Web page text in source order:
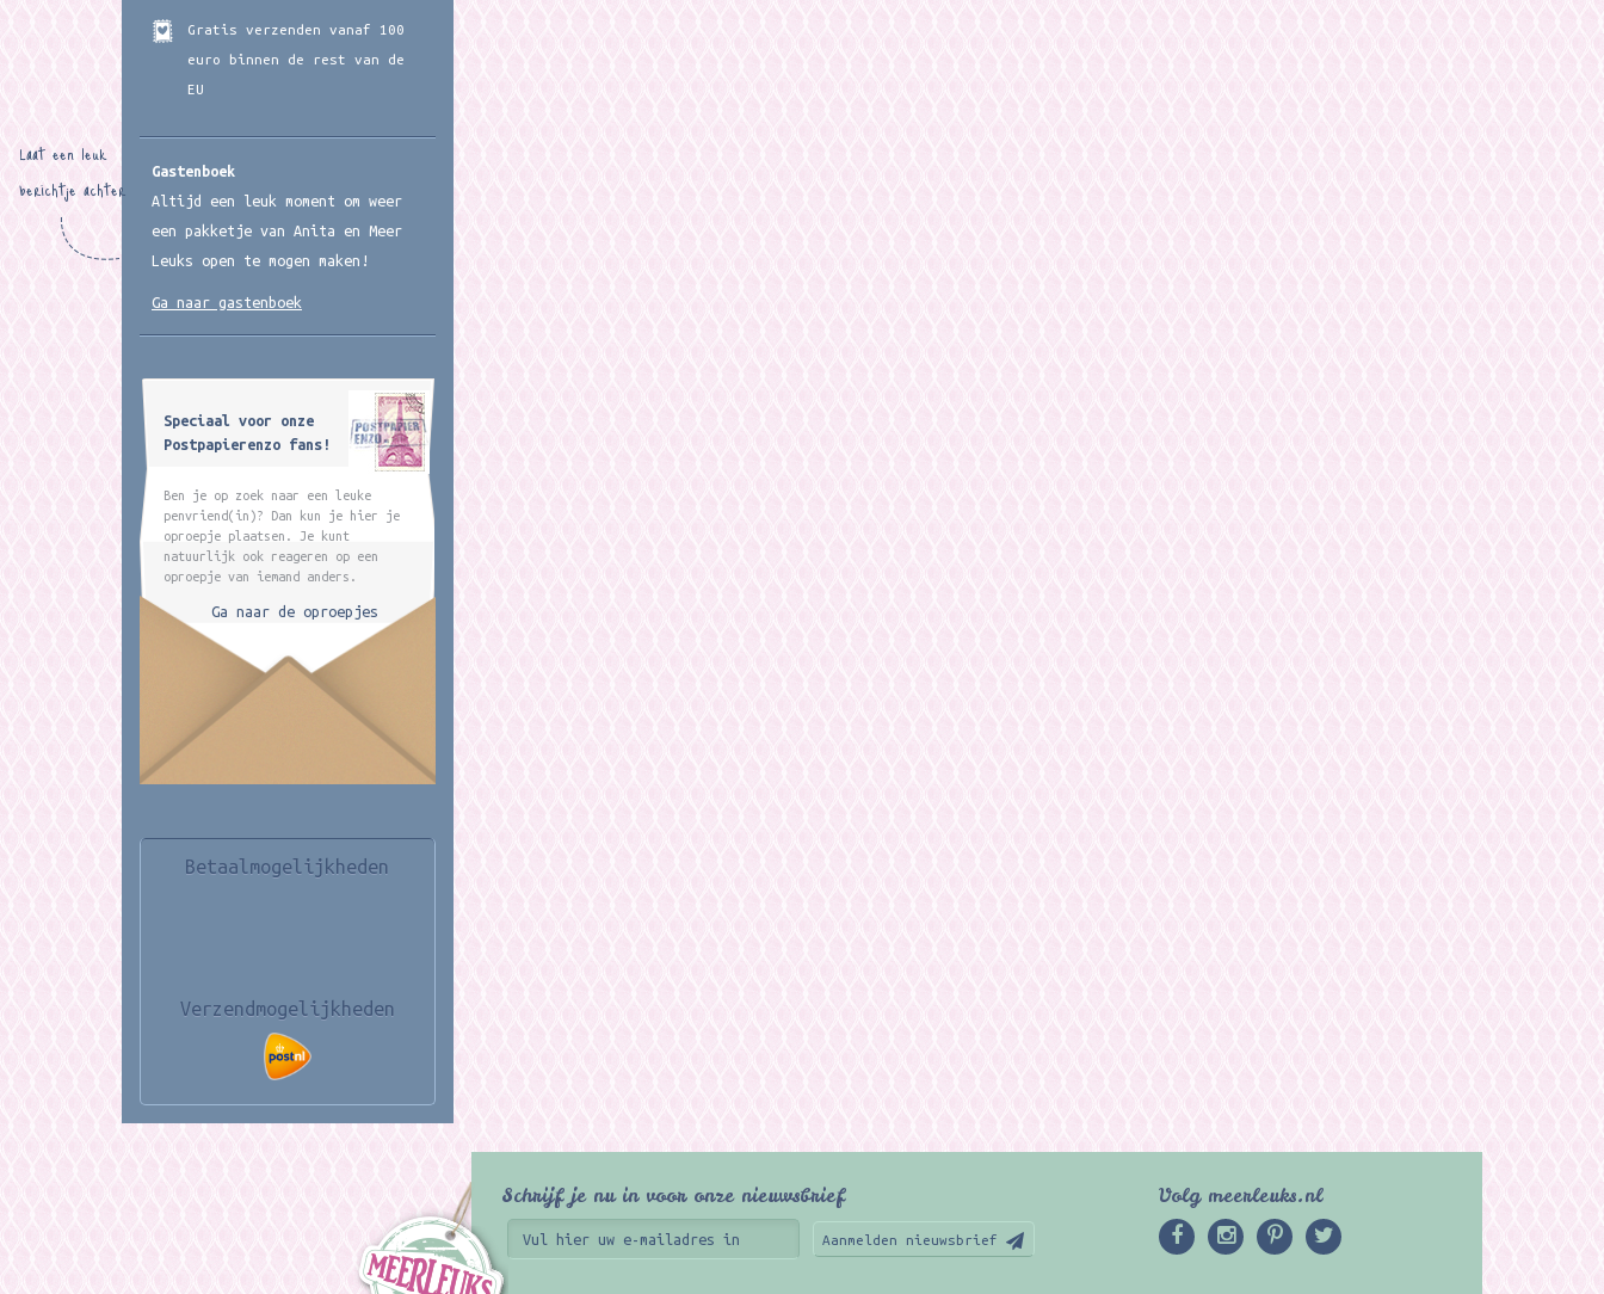
Gratis verzenden vanaf 100
euro binnen de rest van de
EU
Gastenboek
Altijd een leuk moment om weer
een pakketje van Anita en Meer
Leuks open te mogen maken!
Laat een leuk
berichtje achter
Ga naar gastenboek
Speciaal voor onze
Postpapierenzo fans!
Ben je op zoek naar een leuke
penvriend(in)? Dan kun je hier je
oproepje plaatsen. Je kunt
natuurlijk ook reageren op een
oproepje van iemand anders.
Ga naar de oproepjes
Betaalmogelijkheden
Verzendmogelijkheden
Schrijf je nu in voor onze nieuwsbrief
Aanmelden nieuwsbrief
Volg meerleuks.nl